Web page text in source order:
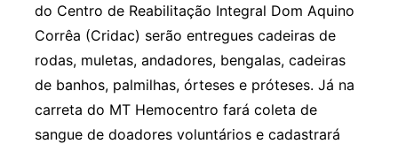
do Centro de Reabilitação Integral Dom Aquino
Corrêa (Cridac) serão entregues cadeiras de
rodas, muletas, andadores, bengalas, cadeiras
de banhos, palmilhas, órteses e próteses. Já na
carreta do MT Hemocentro fará coleta de
sangue de doadores voluntários e cadastrará